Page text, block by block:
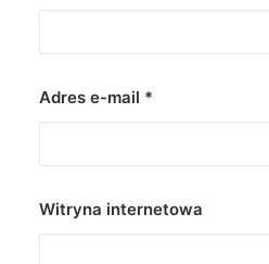
Adres e-mail *
Witryna internetowa